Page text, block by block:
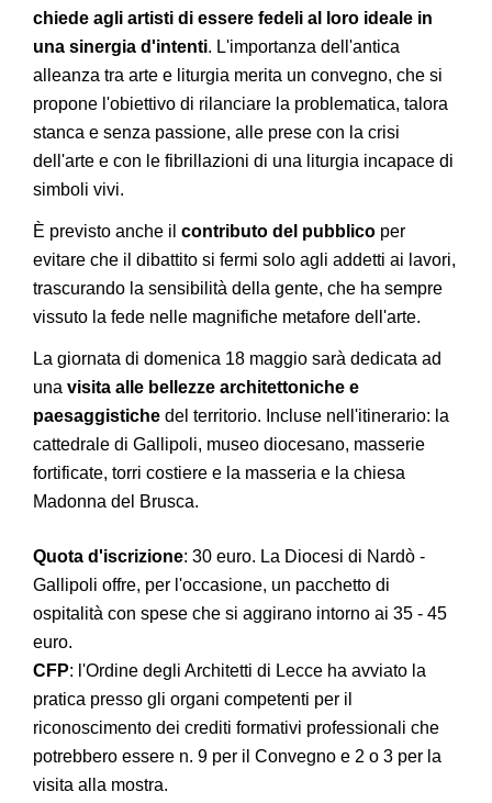
chiede agli artisti di essere fedeli al loro ideale in
una sinergia d'intenti. L'importanza dell'antica
alleanza tra arte e liturgia merita un convegno, che si
propone l'obiettivo di rilanciare la problematica, talora
stanca e senza passione, alle prese con la crisi
dell'arte e con le fibrillazioni di una liturgia incapace di
simboli vivi.
È previsto anche il contributo del pubblico per
evitare che il dibattito si fermi solo agli addetti ai lavori,
trascurando la sensibilità della gente, che ha sempre
vissuto la fede nelle magnifiche metafore dell'arte.
La giornata di domenica 18 maggio sarà dedicata ad
una visita alle bellezze architettoniche e
paesaggistiche del territorio. Incluse nell'itinerario: la
cattedrale di Gallipoli, museo diocesano, masserie
fortificate, torri costiere e la masseria e la chiesa
Madonna del Brusca.
Quota d'iscrizione: 30 euro. La Diocesi di Nardò -
Gallipoli offre, per l'occasione, un pacchetto di
ospitalità con spese che si aggirano intorno ai 35 - 45
euro.
CFP: l'Ordine degli Architetti di Lecce ha avviato la
pratica presso gli organi competenti per il
riconoscimento dei crediti formativi professionali che
potrebbero essere n. 9 per il Convegno e 2 o 3 per la
visita alla mostra.